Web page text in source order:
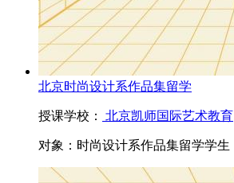
北京时尚设计系作品集留学
授课学校： 北京凯师国际艺术教育
对象： 时尚设计系作品集留学学生